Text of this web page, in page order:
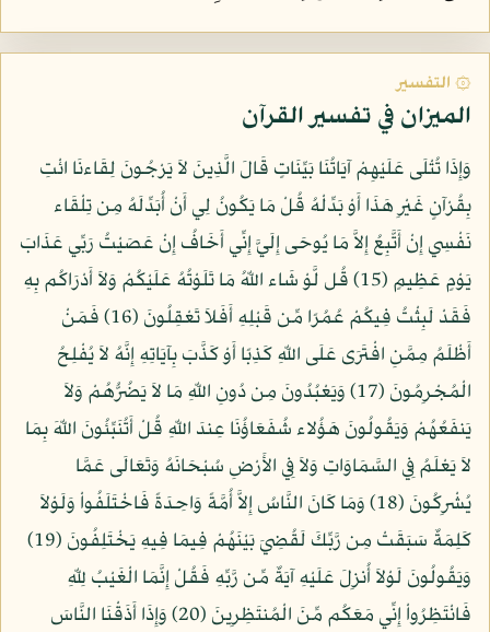
۞ التفسير
الميزان في تفسير القرآن
وَإِذَا تُتْلَى عَلَيْهِمْ آيَاتُنَا بَيِّنَاتٍ قَالَ الَّذِينَ لاَ يَرْجُونَ لِقَاءنَا ائْتِ
بِقُرْآنٍ غَيْرِ هَذَا أَوْ بَدِّلْهُ قُلْ مَا يَكُونُ لِي أَنْ أُبَدِّلَهُ مِن تِلْقَاء
نَفْسِي إِنْ أَتَّبِعُ إِلاَّ مَا يُوحَى إِلَيَّ إِنِّي أَخَافُ إِنْ عَصَيْتُ رَبِّي عَذَابَ
يَوْمٍ عَظِيمٍ (15) قُل لَّوْ شَاء اللّهُ مَا تَلَوْتُهُ عَلَيْكُمْ وَلاَ أَدْرَاكُم بِهِ
فَقَدْ لَبِثْتُ فِيكُمْ عُمُرًا مِّن قَبْلِهِ أَفَلاَ تَعْقِلُونَ (16) فَمَنْ
أَظْلَمُ مِمَّنِ افْتَرَى عَلَى اللّهِ كَذِبًا أَوْ كَذَّبَ بِآيَاتِهِ إِنَّهُ لاَ يُفْلِحُ
الْمُجْرِمُونَ (17) وَيَعْبُدُونَ مِن دُونِ اللّهِ مَا لاَ يَضُرُّهُمْ وَلاَ
يَنفَعُهُمْ وَيَقُولُونَ هَؤُلاء شُفَعَاؤُنَا عِندَ اللّهِ قُلْ أَتُنَبِّئُونَ اللّهَ بِمَا
لاَ يَعْلَمُ فِي السَّمَاوَاتِ وَلاَ فِي الأَرْضِ سُبْحَانَهُ وَتَعَالَى عَمَّا
يُشْرِكُونَ (18) وَمَا كَانَ النَّاسُ إِلاَّ أُمَّةً وَاحِدَةً فَاخْتَلَفُواْ وَلَوْلاَ
كَلِمَةٌ سَبَقَتْ مِن رَّبِّكَ لَقُضِيَ بَيْنَهُمْ فِيمَا فِيهِ يَخْتَلِفُونَ (19)
وَيَقُولُونَ لَوْلاَ أُنزِلَ عَلَيْهِ آيَةٌ مِّن رَّبِّهِ فَقُلْ إِنَّمَا الْغَيْبُ لِلّهِ
فَانْتَظِرُواْ إِنِّي مَعَكُم مِّنَ الْمُنتَظِرِينَ (20) وَإِذَا أَذَقْنَا النَّاسَ